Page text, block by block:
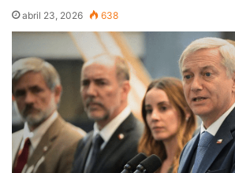
abril 23, 2026 638